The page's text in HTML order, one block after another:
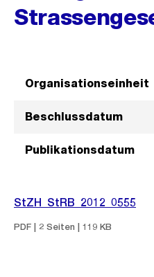
Organisationseinheit
Beschlussdatum
Publikationsdatum
StZH_StRB_2012_0555
PDF | 2 Seiten | 119 KB